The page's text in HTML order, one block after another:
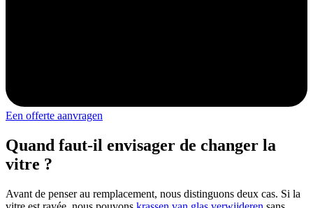
Een offerte aanvragen
Quand faut-il envisager de changer la
vitre ?
Avant de penser au remplacement, nous distinguons deux cas. Si la